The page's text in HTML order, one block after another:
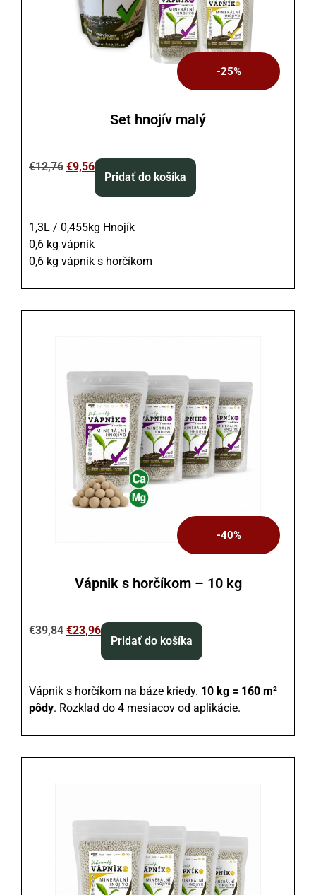
-25%
Set hnojív malý
€12,76 €9,56
Pridať do košíka
1,3L / 0,455kg Hnojík
0,6 kg vápnik
0,6 kg vápnik s horčíkom
-40%
Vápnik s horčíkom – 10 kg
€39,84 €23,96
Pridať do košíka
Vápnik s horčíkom na báze kriedy. 10 kg = 160 m²
pôdy. Rozklad do 4 mesiacov od aplikácie.